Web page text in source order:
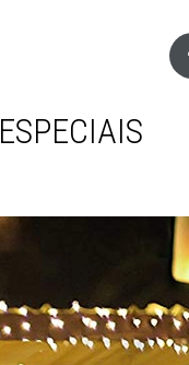
ESPECIAIS